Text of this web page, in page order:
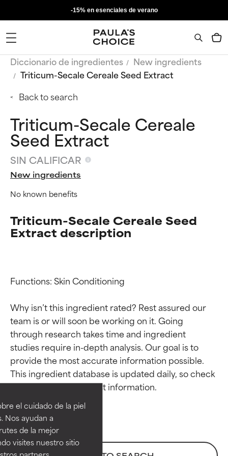
el cuidado de la piel
Nos ayudan a
de la mejor
visites nuestro sitio
-15% en esenciales de verano
Diccionario de ingredientes
New ingredients
Triticum-Secale Cereale Seed Extract
Back to search
Triticum-Secale Cereale
Seed Extract
SIN CALIFICAR
New ingredients
No known benefits
Triticum-Secale Cereale Seed
Extract description
Functions: Skin Conditioning
Why isn’t this ingredient rated? Rest assured our
team is or will soon be working on it. Going
through research takes time and ingredient
studies require in-depth analysis. Our goal is to
provide the most accurate information possible.
This ingredient database is updated daily, so check
Calificaciones de
ingredientes
EXCELENTE
Ingrediente sobresaliente con
beneficios reales para la piel. Su
eficacia está demostrada y
Calificaciones de
ingredientes
EXCELENTE
Ingrediente sobresaliente con
beneficios reales para la piel. Su
eficacia está demostrada y